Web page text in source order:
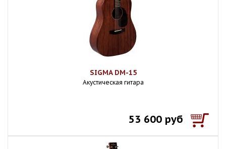
SIGMA DM-15
Акустическая гитара
53 600 руб